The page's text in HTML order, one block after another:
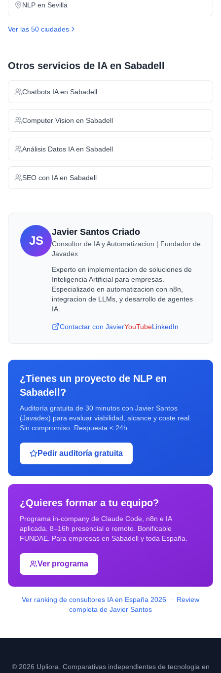
NLP en Sevilla
Ver las 50 ciudades
Otros servicios de IA en Sabadell
Chatbots IAen Sabadell
Computer Vision en Sabadell
Análisis Datos IAen Sabadell
SEO con IAen Sabadell
JS
Javier Santos Criado
Consultor de IA y Automatizacion | Fundador de
Javadex
Experto en implementacion de soluciones de
Inteligencia Artificial para empresas.
Especializado en automatizacion con n8n,
integracion de LLMs, y desarrollo de agentes
IA.
Contactar con JavierYouTubeLinkedIn
¿Tienes un proyecto de NLP en
Sabadell ?
Auditoría gratuita de 30 minutos con Javier Santos
(Javadex) para evaluar viabilidad, alcance y coste real.
Sin compromiso. Respuesta < 24h.
Pedir auditoría gratuita
¿Quieres formar a tu equipo?
Programa in-company de Claude Code, n8n e IA
aplicada. 8–16h presencial o remoto. Bonificable
FUNDAE. Para empresas en Sabadell y toda España.
Ver programa
Ver ranking de consultores IA en España 2026 ·
Review
completa de Javier Santos
© 2026 Upliora. Comparativas independientes de tecnologia en